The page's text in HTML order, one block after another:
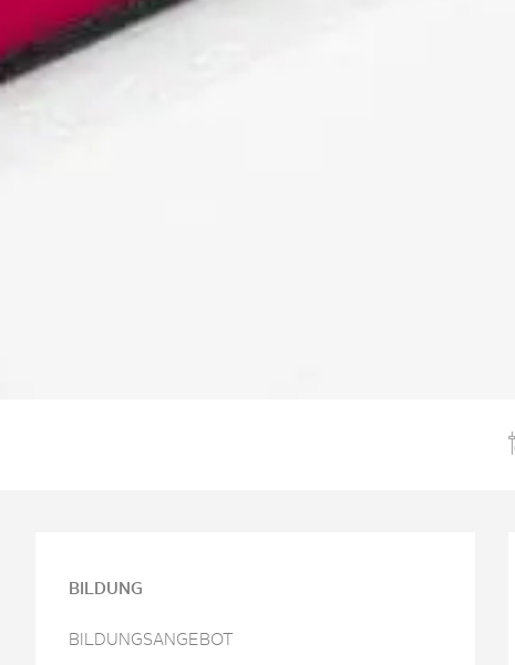
BILDUNG
BILDUNGSANGEBOT